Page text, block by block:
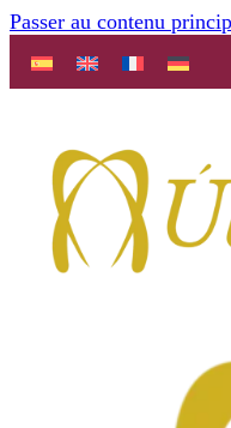
Passer au contenu